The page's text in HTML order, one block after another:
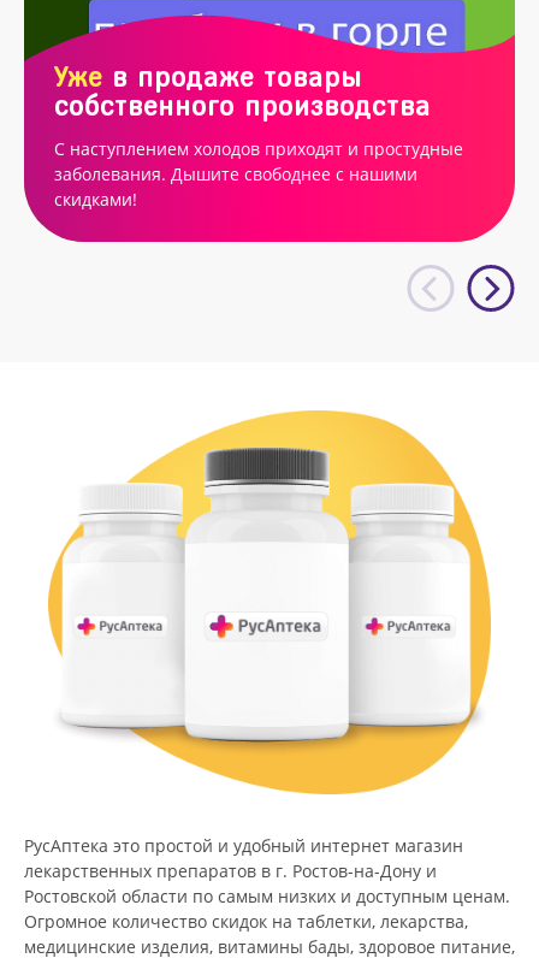
Уже в продаже товары
собственного производства
С наступлением холодов приходят и простудные
заболевания. Дышите свободнее с нашими
скидками!
РусАптека это простой и удобный интернет магазин
лекарственных препаратов в г. Ростов-на-Дону и
Ростовской области по самым низких и доступным ценам.
Огромное количество скидок на таблетки, лекарства,
медицинские изделия, витамины бады, здоровое питание,